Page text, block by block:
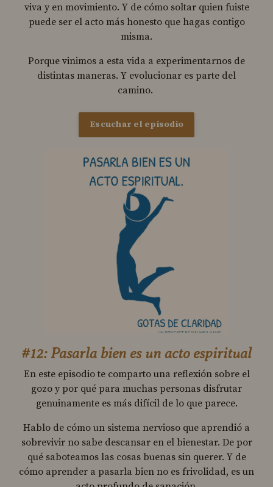
viva y en movimiento. Y de cómo soltar quien fuiste
puede ser el acto más honesto que hagas contigo
misma.
Porque vinimos a esta vida a experimentarnos de
distintas maneras. Y evolucionar es parte del
camino.
Escuchar el episodio
#12: Pasarla bien es un acto espiritual
En este episodio te comparto una reflexión sobre el
gozo y por qué para muchas personas disfrutar
genuinamente es más difícil de lo que parece.
Hablo de cómo un sistema nervioso que aprendió a
sobrevivir no sabe descansar en el bienestar. De por
qué saboteamos las cosas buenas sin querer. Y de
cómo aprender a pasarla bien no es frivolidad, es un